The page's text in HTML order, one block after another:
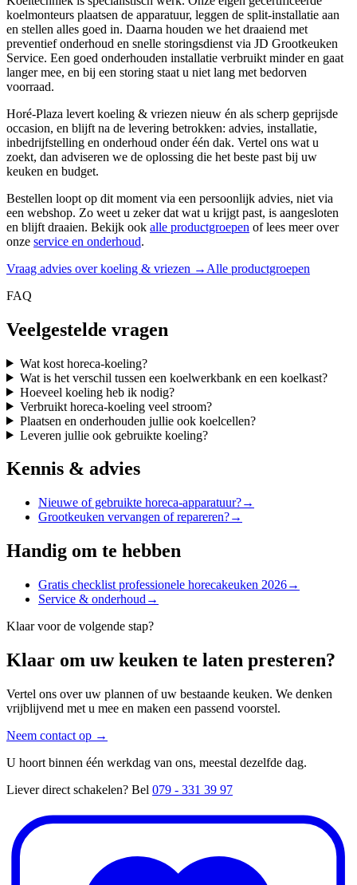
koelmonteurs plaatsen de apparatuur, leggen de split-installatie aan
en stellen alles goed in. Daarna houden we het draaiend met
preventief onderhoud en snelle storingsdienst via JD Grootkeuken
Service. Een goed onderhouden installatie verbruikt minder en gaat
langer mee, en bij een storing staat u niet lang met bedorven
voorraad.
Horé-Plaza levert koeling & vriezen nieuw én als scherp geprijsde
occasion, en blijft na de levering betrokken: advies, installatie,
inbedrijfstelling en onderhoud onder één dak. Vertel ons wat u
zoekt, dan adviseren we de oplossing die het beste past bij uw
keuken en budget.
Bestellen loopt op dit moment via een persoonlijk advies, niet via
een webshop. Zo weet u zeker dat wat u krijgt past, is aangesloten
en blijft draaien. Bekijk ook alle productgroepen of lees meer over
onze service en onderhoud.
Vraag advies overkoeling & vriezen → Alle productgroepen
FAQ
Veelgestelde vragen
Wat kost horeca-koeling?
Wat is het verschil tussen een koelwerkbank en een koelkast?
Hoeveel koeling heb ik nodig?
Verbruikt horeca-koeling veel stroom?
Plaatsen en onderhouden jullie ook koelcellen?
Leveren jullie ook gebruikte koeling?
Kennis & advies
Nieuwe of gebruikte horeca-apparatuur?→
Grootkeuken vervangen of repareren?→
Handig om te hebben
Gratis checklist professionele horecakeuken 2026→
Service & onderhoud →
Klaar voor de volgende stap?
Klaar om uw keuken te laten presteren?
Vertel ons over uw plannen of uw bestaande keuken. We denken
vrijblijvend met u mee en maken een passend voorstel.
Neem contact op →
U hoort binnen één werkdag van ons, meestal dezelfde dag.
Liever direct schakelen? Bel 079 - 331 39 97